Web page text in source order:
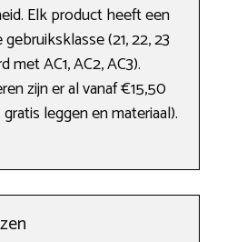
Elk product heeft een
(21, 22, 23
met AC1, AC2, AC3).
zijn er al vanaf €15,50
leggen en materiaal).